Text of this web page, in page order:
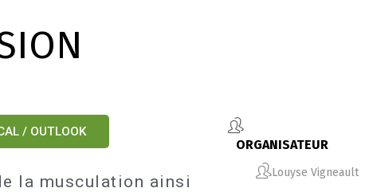
/ OUTLOOK
la musculation ainsi
ORGANISATEUR
Louyse Vigneault